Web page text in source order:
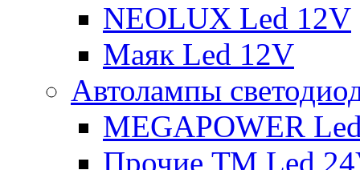
NEOLUX Led 12V
Маяк Led 12V
Автолампы
MEGAPOWER
Прочие ТМ Led